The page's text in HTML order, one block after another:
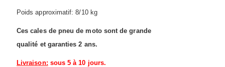
Poids approximatif: 8/10 kg
Ces cales de pneu de moto sont de grande
qualité et garanties 2 ans.
Livraison: sous 5 à 10 jours.